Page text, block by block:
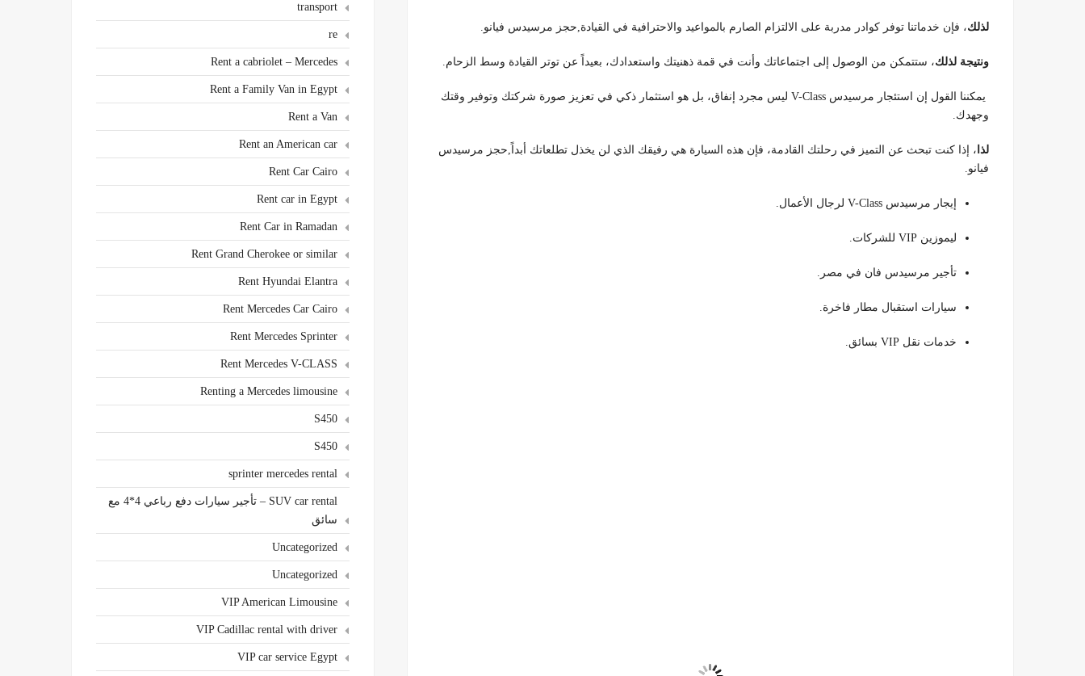
لذلك، فإن خدماتنا توفر كوادر مدربة على الالتزام الصارم بالمواعيد والاحترافية في القيادة,حجز مرسيدس فيانو.
ونتيجة لذلك، ستتمكن من الوصول إلى اجتماعاتك وأنت في قمة ذهنيتك واستعدادك، بعيداً عن توتر القيادة وسط الزحام.
يمكننا القول إن استئجار مرسيدس V-Class ليس مجرد إنفاق، بل هو استثمار ذكي في تعزيز صورة شركتك وتوفير وقتك
وجهدك.
لذا ، إذا كنت تبحث عن التميز في رحلتك القادمة، فإن هذه السيارة هي رفيقك الذي لن يخذل تطلعاتك أبداً,حجز مرسيدس
فيانو.
إيجار مرسيدس V-Class لرجال الأعمال.
ليموزين VIP للشركات.
تأجير مرسيدس فان في مصر.
سيارات استقبال مطار فاخرة.
خدمات نقل VIP بسائق.
transport
re
Rent a cabriolet – Mercedes
Rent a Family Van in Egypt
Rent a Van
Rent an American car
Rent Car Cairo
Rent car in Egypt
Rent Car in Ramadan
Rent Grand Cherokee or similar
Rent Hyundai Elantra
Rent Mercedes Car Cairo
Rent Mercedes Sprinter
Rent Mercedes V-CLASS
Renting a Mercedes limousine
S450
S450
sprinter mercedes rental
SUV car rental – تأجير سيارات دفع رباعي 4*4 مع
سائق
Uncategorized
Uncategorized
VIP American Limousine
VIP Cadillac rental with driver
VIP car service Egypt